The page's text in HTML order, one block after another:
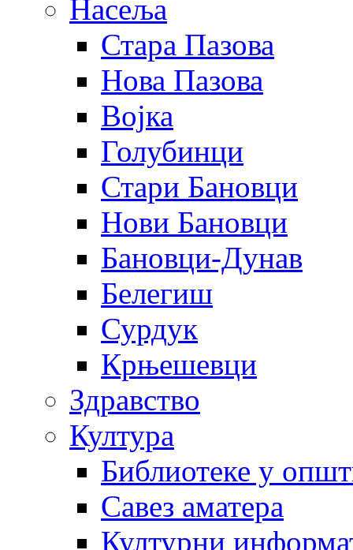
Насеља
Стара Пазова
Нова Пазова
Војка
Голубинци
Стари Бановци
Нови Бановци
Бановци-Дунав
Белегиш
Сурдук
Крњешевци
Здравство
Култура
Библиотеке у
Савез аматера
Културни